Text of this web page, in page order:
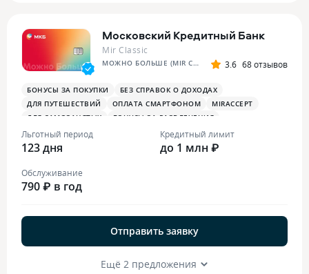
Московский Кредитный Банк
Mir Classic
МОЖНО БОЛЬШЕ (MIR CLASSIC) 3.6 68 отзывов
БОНУСЫ ЗА ПОКУПКИ
БЕЗ СПРАВОК О ДОХОДАХ
ДЛЯ ПУТЕШЕСТВИЙ
ОПЛАТА СМАРТФОНОМ
MIRACCEPT
ДЛЯ САМОЗАНЯТЫХ
БОНУСЫ ЗА РАЗВЛЕЧЕНИЯ
Льготный период
123 дня
Кредитный лимит
до 1 млн ₽
Обслуживание
790 ₽ в год
Отправить заявку
Ещё 2 предложения